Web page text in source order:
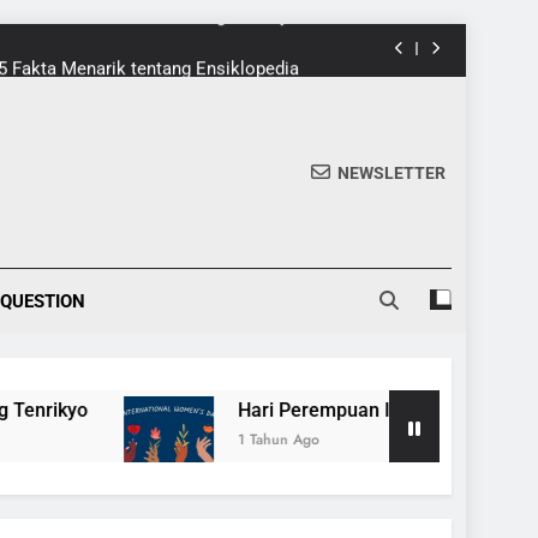
di Tomohon yang Wajib Dikunjungi
Game 8-Bit ke Galeri Kontemporer
20 Fakta Menarik Tentang Tenrikyo
NEWSLETTER
Hari Perempuan Internasional,
1 Tahun Ago